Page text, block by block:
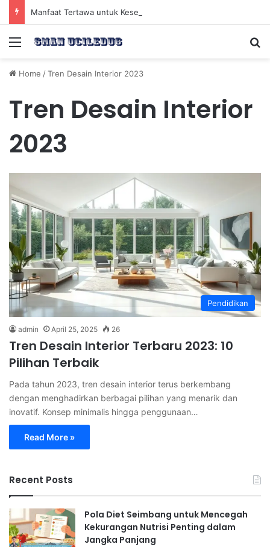
Menu
Home /Tren Desain Interior 2023
Tren Desain Interior
2023
Pendidikan
admin April 25, 2025 26
Tren Desain Interior Terbaru 2023: 10
Pilihan Terbaik
Pada tahun 2023, tren desain interior terus berkembang
dengan menghadirkan berbagai pilihan yang menarik dan
inovatif. Konsep minimalis hingga penggunaan…
Read More »
Recent Posts
Pola Diet Seimbang untuk Mencegah
Kekurangan Nutrisi Penting dalam
Jangka Panjang